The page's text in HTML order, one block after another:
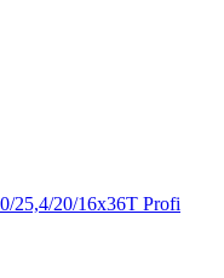
25,4/20/16х36Т Profi